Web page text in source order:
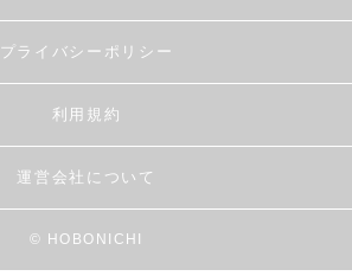
プライバシーポリシー
利用規約
運営会社について
© HOBONICHI